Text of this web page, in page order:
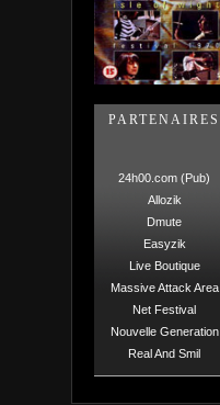
PARTENAIRES
24h00.com (Pub)
Allozik
Dmute
Easyzik
Live Boutique
Massive Attack Area
Net Festival
Nouvelle Generation
Real And Smil